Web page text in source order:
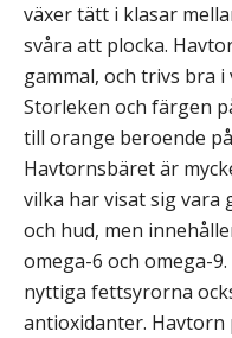
växer tätt i klasar
svåra att plocka.
gammal, och trivs bra
Storleken och färgen
till orange beroende
Havtornsbäret är
vilka har visat sig vara
och hud, men
omega-6 och omega-
nyttiga fettsyrorna
antioxidanter.